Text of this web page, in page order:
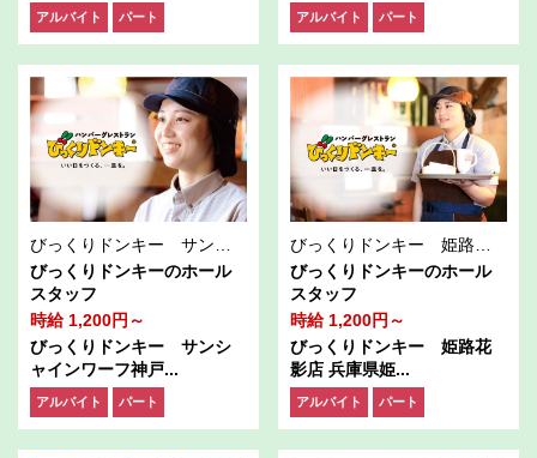
アルバイト パート アルバイト パート
びっくりドンキー サンシャインワーフ神戸店
びっくりドンキーのホール
スタッフ
時給 1,200円～
びっくりドンキー サンシ
ャインワーフ神戸...
アルバイト パート
びっくりドンキー 姫路花影店
びっくりドンキーのホール
スタッフ
時給 1,200円～
びっくりドンキー 姫路花
影店 兵庫県姫...
アルバイト パート